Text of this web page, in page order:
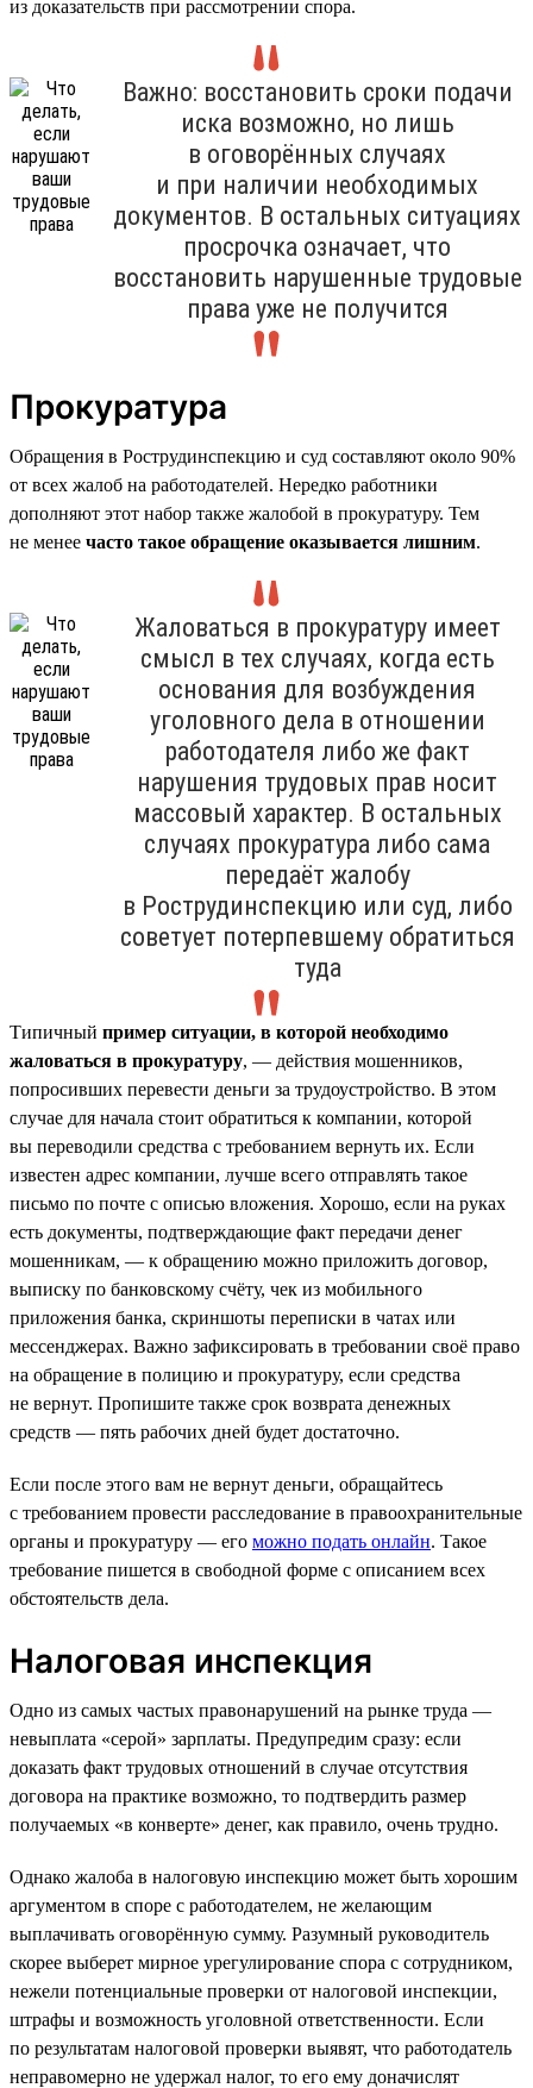
из доказательств при рассмотрении спора.
Важно: восстановить сроки подачи
иска возможно, но лишь
в оговорённых случаях
и при наличии необходимых
документов. В остальных ситуациях
просрочка означает, что
восстановить нарушенные трудовые
права уже не получится
Прокуратура
Обращения в Рострудинспекцию и суд составляют около 90%
от всех жалоб на работодателей. Нередко работники
дополняют этот набор также жалобой в прокуратуру. Тем
не менее часто такое обращение оказывается лишним.
Жаловаться в прокуратуру имеет
смысл в тех случаях, когда есть
основания для возбуждения
уголовного дела в отношении
работодателя либо же факт
нарушения трудовых прав носит
массовый характер. В остальных
случаях прокуратура либо сама
передаёт жалобу
в Рострудинспекцию или суд, либо
советует потерпевшему обратиться
туда
Типичный пример ситуации, в которой необходимо
жаловаться в прокуратуру, — действия мошенников,
попросивших перевести деньги за трудоустройство. В этом
случае для начала стоит обратиться к компании, которой
вы переводили средства с требованием вернуть их. Если
известен адрес компании, лучше всего отправлять такое
письмо по почте с описью вложения. Хорошо, если на руках
есть документы, подтверждающие факт передачи денег
мошенникам, — к обращению можно приложить договор,
выписку по банковскому счёту, чек из мобильного
приложения банка, скриншоты переписки в чатах или
мессенджерах. Важно зафиксировать в требовании своё право
на обращение в полицию и прокуратуру, если средства
не вернут. Пропишите также срок возврата денежных
средств — пять рабочих дней будет достаточно.
Если после этого вам не вернут деньги, обращайтесь
с требованием провести расследование в правоохранительные
органы и прокуратуру — его можно подать онлайн. Такое
требование пишется в свободной форме с описанием всех
обстоятельств дела.
Налоговая инспекция
Одно из самых частых правонарушений на рынке труда —
невыплата «серой» зарплаты. Предупредим сразу: если
доказать факт трудовых отношений в случае отсутствия
договора на практике возможно, то подтвердить размер
получаемых «в конверте» денег, как правило, очень трудно.
Однако жалоба в налоговую инспекцию может быть хорошим
аргументом в споре с работодателем, не желающим
выплачивать оговорённую сумму. Разумный руководитель
скорее выберет мирное урегулирование спора с сотрудником,
нежели потенциальные проверки от налоговой инспекции,
штрафы и возможность уголовной ответственности. Если
по результатам налоговой проверки выявят, что работодатель
неправомерно не удержал налог, то его ему доначислят